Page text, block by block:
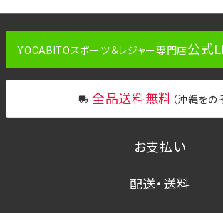
YOCABITOスポーツ＆レジャー専門店公式
全品送料無料 （沖縄をの
お支払い
配送・送料